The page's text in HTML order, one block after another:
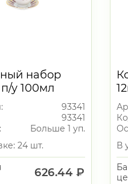
набор
у 100мл
93341
93341
Больше 1 уп.
24 шт.
626.44 ₽
В